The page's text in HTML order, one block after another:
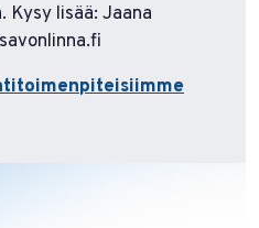
Kysy lisää: Jaana